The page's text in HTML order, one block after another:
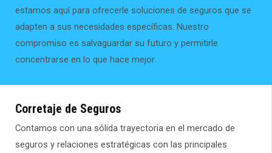
estamos aquí para ofrecerle soluciones de seguros que se
adapten a sus necesidades específicas. Nuestro
compromiso es salvaguardar su futuro y permitirle
concentrarse en lo que hace mejor.
SOBRE NOSOTROS
Corretaje de Seguros
Contamos con una sólida trayectoria en el mercado de
seguros y relaciones estratégicas con las principales